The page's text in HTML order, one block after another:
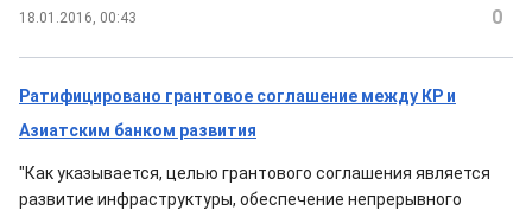
18.01.2016, 00:43 0
Ратифицировано грантовое соглашение между КР и
Азиатским банком развития
"Как указывается, целью грантового соглашения является
развитие инфраструктуры, обеспечение непрерывного